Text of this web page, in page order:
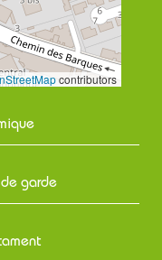
contributors
de garde